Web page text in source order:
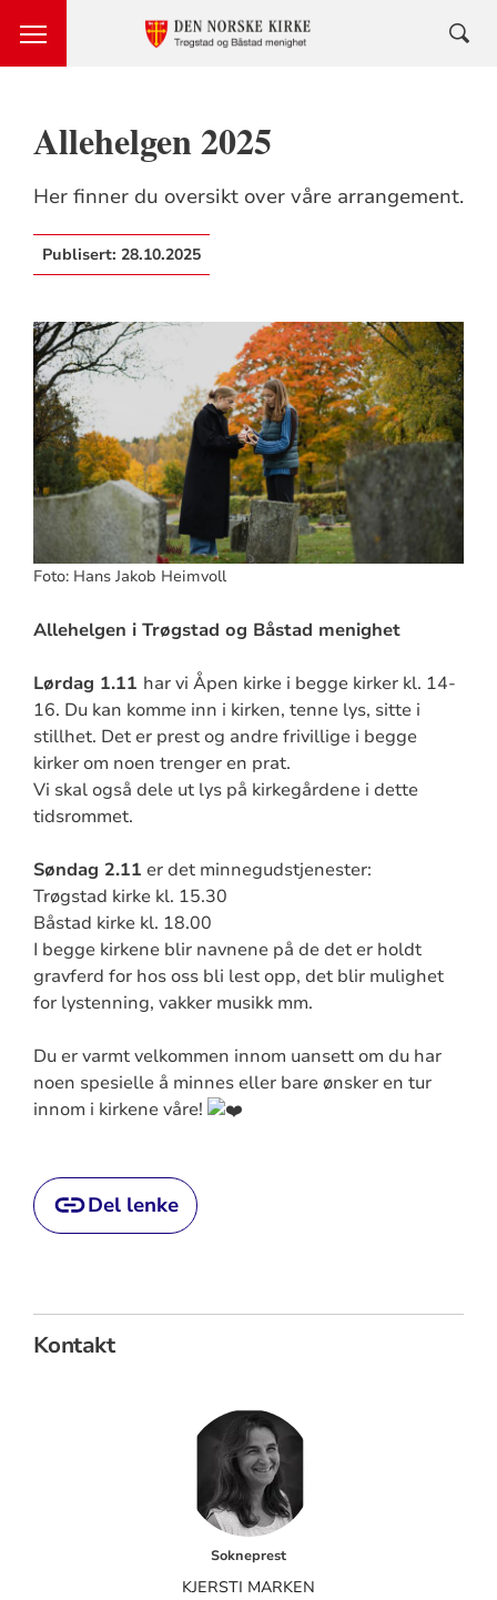
Allehelgen 2025
Her finner du oversikt over våre arrangement.
Publisert: 28.10.2025
Foto: Hans Jakob Heimvoll
Allehelgen i Trøgstad og Båstad menighet
Lørdag 1.11 har vi Åpen kirke i begge kirker kl. 14-
16. Du kan komme inn i kirken, tenne lys, sitte i
stillhet. Det er prest og andre frivillige i begge
kirker om noen trenger en prat.
Vi skal også dele ut lys på kirkegårdene i dette
tidsrommet.
Søndag 2.11 er det minnegudstjenester:
Trøgstad kirke kl. 15.30
Båstad kirke kl. 18.00
I begge kirkene blir navnene på de det er holdt
gravferd for hos oss bli lest opp, det blir mulighet
for lystenning, vakker musikk mm.
Du er varmt velkommen innom uansett om du har
noen spesielle å minnes eller bare ønsker en tur
innom i kirkene våre!
Del lenke
Kontakt
Sokneprest
KJERSTI MARKEN